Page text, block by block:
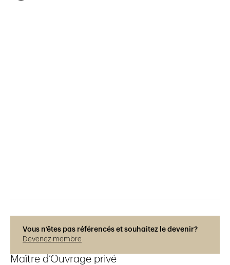
Vous n’êtes pas référencés et souhaitez le devenir?
Devenez membre
Maître d’Ouvrage privé